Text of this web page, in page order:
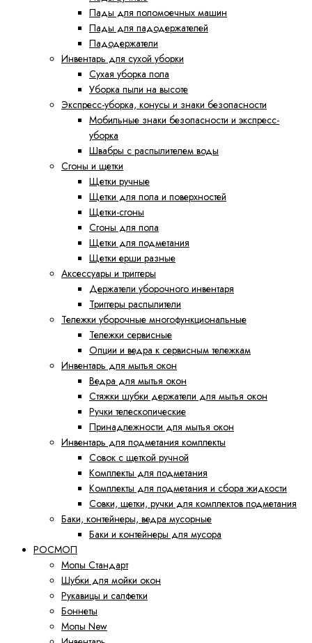
Пады для поломоечных машин
Пады для падодержателей
Падодержатели
Инвентарь для сухой уборки
Сухая уборка пола
Уборка пыли на высоте
Экспресс-уборка, конусы и знаки безопасности
Мобильные знаки безопасности и экспресс-
уборка
Швабры с распылителем воды
Сгоны и щетки
Щетки ручные
Щетки для пола и поверхностей
Щетки-сгоны
Сгоны для пола
Щетки для подметания
Щетки ерши разные
Аксессуары и триггеры
Держатели уборочного инвентаря
Триггеры распылители
Тележки уборочные многофункциональные
Тележки сервисные
Опции и ведра к сервисным тележкам
Инвентарь для мытья окон
Ведра для мытья окон
Cтяжки шубки держатели для мытья окон
Ручки телескопические
Принадлежности для мытья окон
Инвентарь для подметания комплекты
Совок с щеткой ручной
Комплекты для подметания
Комплекты для подметания и сбора жидкости
Совки, щетки, ручки для комплектов подметания
Баки, контейнеры, ведра мусорные
Баки и контейнеры для мусора
РОСМОП
Мопы Стандарт
Шубки для мойки окон
Рукавицы и салфетки
Боннеты
Мопы New